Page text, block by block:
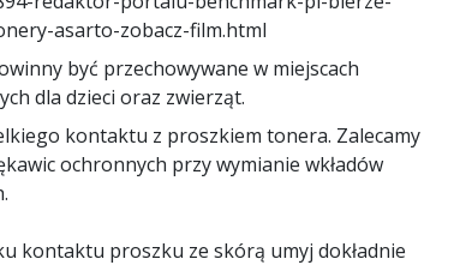
asarto-zobacz-film.html
być przechowywane w miejscach
dla dzieci oraz zwierząt.
kontaktu z proszkiem tonera. Zalecamy
ochronnych przy wymianie wkładów
kontaktu proszku ze skórą umyj dokładnie